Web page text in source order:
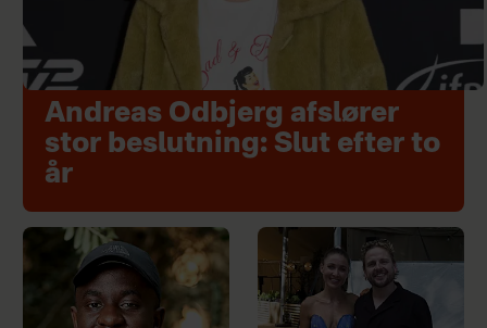
Andreas Odbjerg afslører
stor beslutning: Slut efter to
år